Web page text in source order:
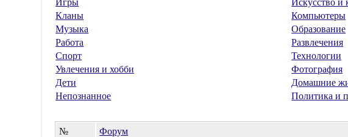
Игры
Искусство и
Кланы
Компьютеры
Музыка
Образование
Работа
Развлечения
Спорт
Технологии
Увлечения и хобби
Фотография
Дети
Домашние
Непознанное
Политика и
№ Форум